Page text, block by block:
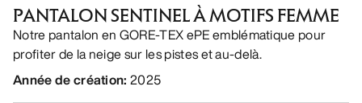
PANTALON SENTINEL À MOTIFS FEMME
Notre pantalon en GORE-TEX ePE emblématique pour
profiter de la neige sur les pistes et au-delà.
Année de création: 2025